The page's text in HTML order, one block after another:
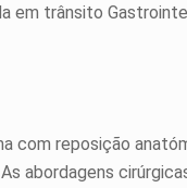
em trânsito
com reposição
abordagens